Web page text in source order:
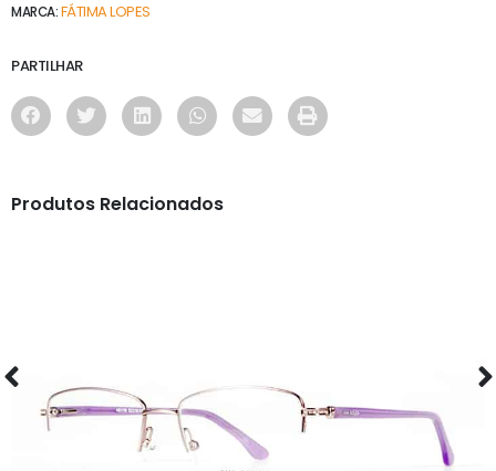
MARCA:FÁTIMA LOPES
PARTILHAR
Produtos Relacionados